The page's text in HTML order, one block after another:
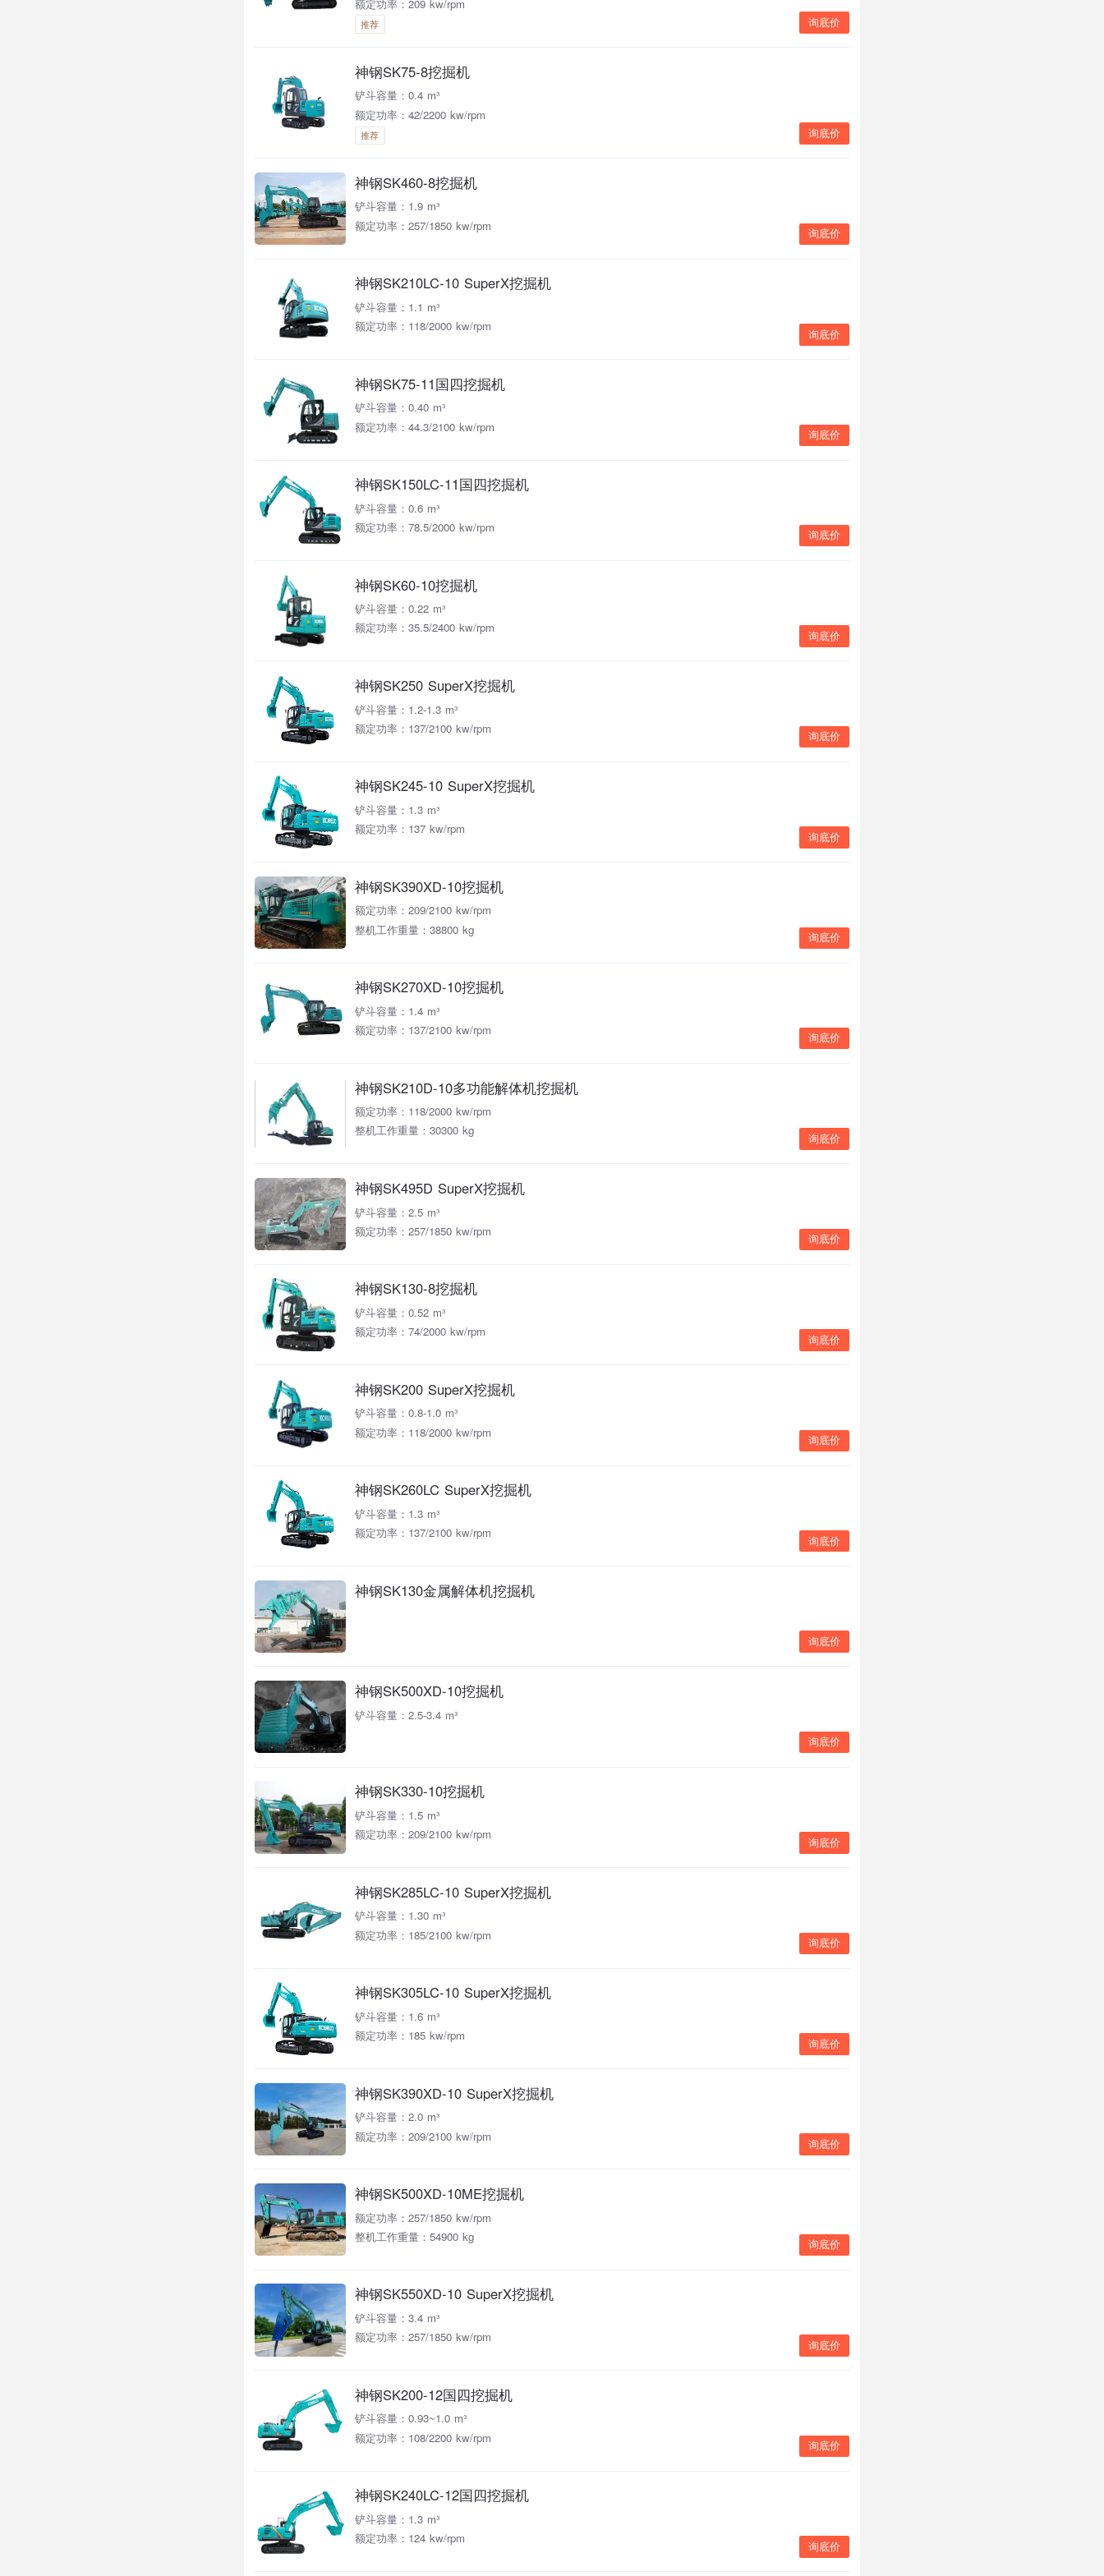
额定功率：209 kw/rpm
推荐 询底价
神钢SK75-8挖掘机
铲斗容量：0.4 m³
额定功率：42/2200 kw/rpm
推荐 询底价
神钢SK460-8挖掘机
铲斗容量：1.9 m³
额定功率：257/1850 kw/rpm
询底价
神钢SK210LC-10 SuperX挖掘机
铲斗容量：1.1 m³
额定功率：118/2000 kw/rpm
询底价
神钢SK75-11国四挖掘机
铲斗容量：0.40 m³
额定功率：44.3/2100 kw/rpm
询底价
神钢SK150LC-11国四挖掘机
铲斗容量：0.6 m³
额定功率：78.5/2000 kw/rpm
询底价
神钢SK60-10挖掘机
铲斗容量：0.22 m³
额定功率：35.5/2400 kw/rpm
询底价
神钢SK250 SuperX挖掘机
铲斗容量：1.2-1.3 m³
额定功率：137/2100 kw/rpm
询底价
神钢SK245-10 SuperX挖掘机
铲斗容量：1.3 m³
额定功率：137 kw/rpm
询底价
神钢SK390XD-10挖掘机
额定功率：209/2100 kw/rpm
整机工作重量：38800 kg
询底价
神钢SK270XD-10挖掘机
铲斗容量：1.4 m³
额定功率：137/2100 kw/rpm
询底价
神钢SK210D-10多功能解体机挖掘机
额定功率：118/2000 kw/rpm
整机工作重量：30300 kg
询底价
神钢SK495D SuperX挖掘机
铲斗容量：2.5 m³
额定功率：257/1850 kw/rpm
询底价
神钢SK130-8挖掘机
铲斗容量：0.52 m³
额定功率：74/2000 kw/rpm
询底价
神钢SK200 SuperX挖掘机
铲斗容量：0.8-1.0 m³
额定功率：118/2000 kw/rpm
询底价
神钢SK260LC SuperX挖掘机
铲斗容量：1.3 m³
额定功率：137/2100 kw/rpm
询底价
神钢SK130金属解体机挖掘机
询底价
神钢SK500XD-10挖掘机
铲斗容量：2.5-3.4 m³
询底价
神钢SK330-10挖掘机
铲斗容量：1.5 m³
额定功率：209/2100 kw/rpm
询底价
神钢SK285LC-10 SuperX挖掘机
铲斗容量：1.30 m³
额定功率：185/2100 kw/rpm
询底价
神钢SK305LC-10 SuperX挖掘机
铲斗容量：1.6 m³
额定功率：185 kw/rpm
询底价
神钢SK390XD-10 SuperX挖掘机
铲斗容量：2.0 m³
额定功率：209/2100 kw/rpm
询底价
神钢SK500XD-10ME挖掘机
额定功率：257/1850 kw/rpm
整机工作重量：54900 kg
询底价
神钢SK550XD-10 SuperX挖掘机
铲斗容量：3.4 m³
额定功率：257/1850 kw/rpm
询底价
神钢SK200-12国四挖掘机
铲斗容量：0.93~1.0 m³
额定功率：108/2200 kw/rpm
询底价
神钢SK240LC-12国四挖掘机
铲斗容量：1.3 m³
额定功率：124 kw/rpm
询底价